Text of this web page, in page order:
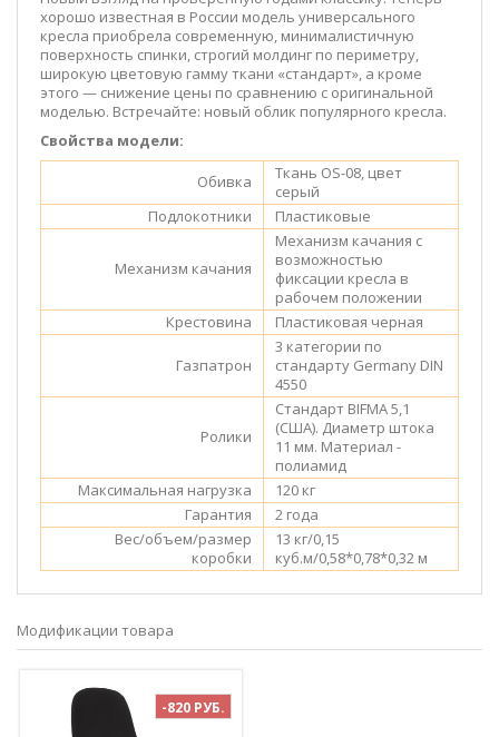
хорошо известная в России модель универсального
кресла приобрела современную, минималистичную
поверхность спинки, строгий молдинг по периметру,
широкую цветовую гамму ткани «стандарт», а кроме
этого — снижение цены по сравнению с оригинальной
моделью. Встречайте: новый облик популярного кресла.
Свойства модели:
Обивка
Ткань OS-08, цвет
серый
Подлокотники
Пластиковые
Механизм качания
Механизм качания с
возможностью
фиксации кресла в
рабочем положении
Крестовина
Пластиковая черная
Газпатрон
3 категории по
стандарту Germany DIN
4550
Ролики
Стандарт BIFMA 5,1
(США). Диаметр штока
11 мм. Материал -
полиамид
Максимальная нагрузка
120 кг
Гарантия
2 года
Вес/объем/размер
коробки
13 кг/0,15
куб.м/0,58*0,78*0,32 м
Модификации товара
-820 РУБ.